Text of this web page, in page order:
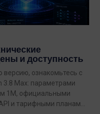
и доступность
ознакомьтесь с
Max: параметрами
1M, официальными
и тарифными планами